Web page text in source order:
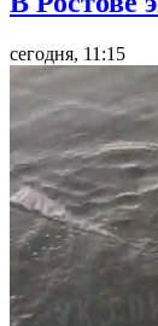
сегодня, 11:15